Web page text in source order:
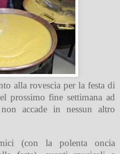
alla rovescia per la festa di
prossimo fine settimana ad
accade in nessun altro
(con la polenta oncia